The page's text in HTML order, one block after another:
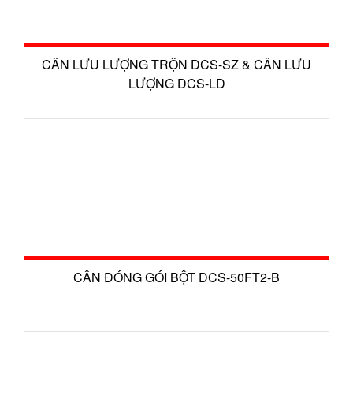
CÂN LƯU LƯỢNG TRỘN DCS-SZ & CÂN LƯU
LƯỢNG DCS-LD
CÂN ĐÓNG GÓI BỘT DCS-50FT2-B